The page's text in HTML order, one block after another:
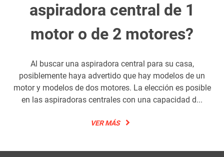
aspiradora central de 1
motor o de 2 motores?
Al buscar una aspiradora central para su casa,
posiblemente haya advertido que hay modelos de un
motor y modelos de dos motores. La elección es posible
en las aspiradoras centrales con una capacidad d...
VER MÁS